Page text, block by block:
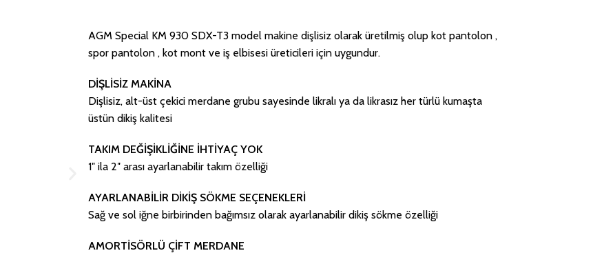
AGM Special KM 930 SDX-T3 model makine dişlisiz olarak üretilmiş olup kot pantolon ,
spor pantolon , kot mont ve iş elbisesi üreticileri için uygundur.
DİŞLİSİZ MAKİNA
Dişlisiz, alt-üst çekici merdane grubu sayesinde likralı ya da likrasız her türlü kumaşta
üstün dikiş kalitesi
TAKIM DEĞİŞİKLİĞİNE İHTİYAÇ YOK
1″ ila 2″ arası ayarlanabilir takım özelliği
AYARLANABİLİR DİKİŞ SÖKME SEÇENEKLERİ
Sağ ve sol iğne birbirinden bağımsız olarak ayarlanabilir dikiş sökme özelliği
AMORTİSÖRLÜ ÇİFT MERDANE